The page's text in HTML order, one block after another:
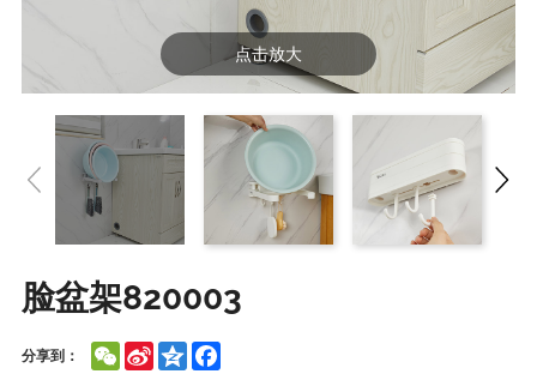
点击放大
脸盆架820003
分享到： WeChatSina
Weibo
Qzone